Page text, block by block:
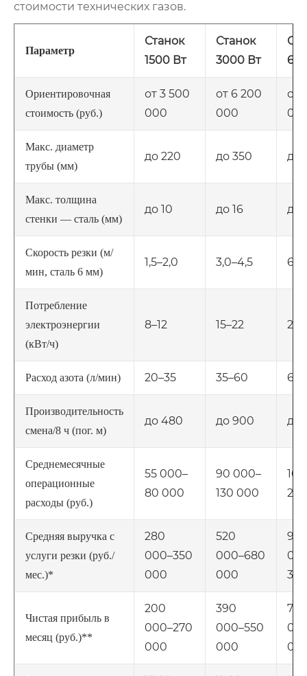
стоимости технических газов.
Параметр
Станок
1500 Вт
Станок
3000 Вт
Ориентировочная
стоимость (руб.)
от 3 500
000
от 6 200
000
от
Макс. диаметр
трубы (мм)
до 220 до 350 до
Макс. толщина
стенки — сталь (мм)
до 10 до 16 до
Скорость резки (м/
мин, сталь 6 мм)
1,5–2,0 3,0–4,5
Потребление
электроэнергии
(кВт/ч)
8–12 15–22
Расход азота (л/мин) 20–35 35–60
Производительность
смена/8 ч (пог. м)
до 480 до 900 до
Среднемесячные
операционные
расходы (руб.)
55 000–
80 000
90 000–
130 000
Средняя выручка с
услуги резки (руб./
мес.)*
280
000–350
000
520
000–680
000
950
Чистая прибыль в
месяц (руб.)**
200
000–270
000
390
000–550
000
730